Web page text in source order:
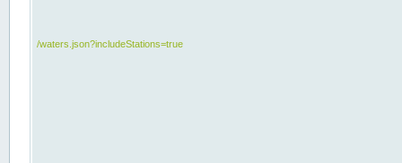
/waters.json?includeStations=true